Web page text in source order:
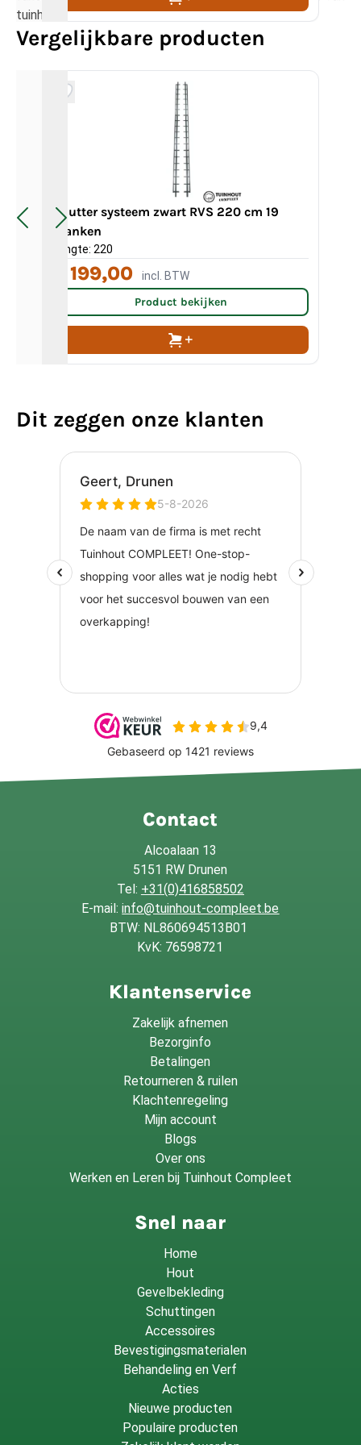
tuinhout.
Vergelijkbare producten
Shutter systeem zwart RVS 220 cm 19
planken
Lengte: 220
€ 199,00 incl. BTW
Product bekijken
Dit zeggen onze klanten
Contact
Alcoalaan 13
5151 RW Drunen
Tel: +31(0)416858502
E-mail:info@tuinhout-compleet.be
BTW: NL860694513B01
KvK: 76598721
Klantenservice
Zakelijk afnemen
Bezorginfo
Betalingen
Retourneren & ruilen
Klachtenregeling
Mijn account
Blogs
Over ons
Werken en Leren bij Tuinhout Compleet
Snel naar
Home
Hout
Gevelbekleding
Schuttingen
Accessoires
Bevestigingsmaterialen
Behandeling en Verf
Acties
Nieuwe producten
Populaire producten